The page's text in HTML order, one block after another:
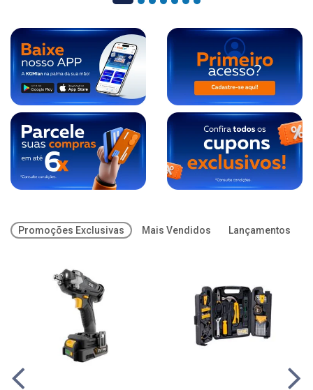
Promoções Exclusivas Mais Vendidos Lançamentos